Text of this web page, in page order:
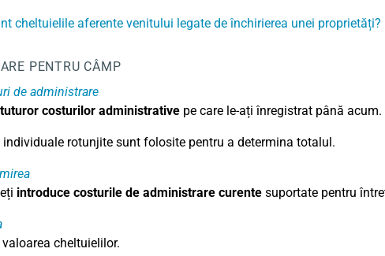
cheltuielile aferente venitului legate de închirierea unei proprietăți?
PENTRU CÂMP
de administrare
costurilor administrativepe care le-ați înregistrat până acum.
individuale rotunjite sunt folosite pentru a determina totalul.
introduce costurile de administrare curentesuportate pentru
cheltuielilor.